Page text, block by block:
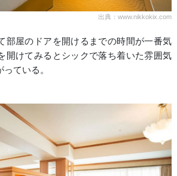
出典：www.nikkokix.com
部屋のドアを開けるまでの時間が一番気
開けてみるとシックで落ち着いた雰囲気
ている。